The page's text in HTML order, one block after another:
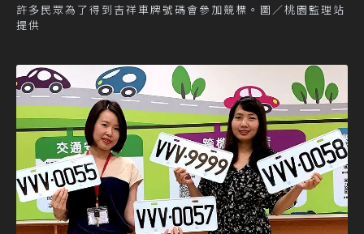
許多民眾為了得到吉祥車牌號碼會參加競標。圖／桃園監理站
提供